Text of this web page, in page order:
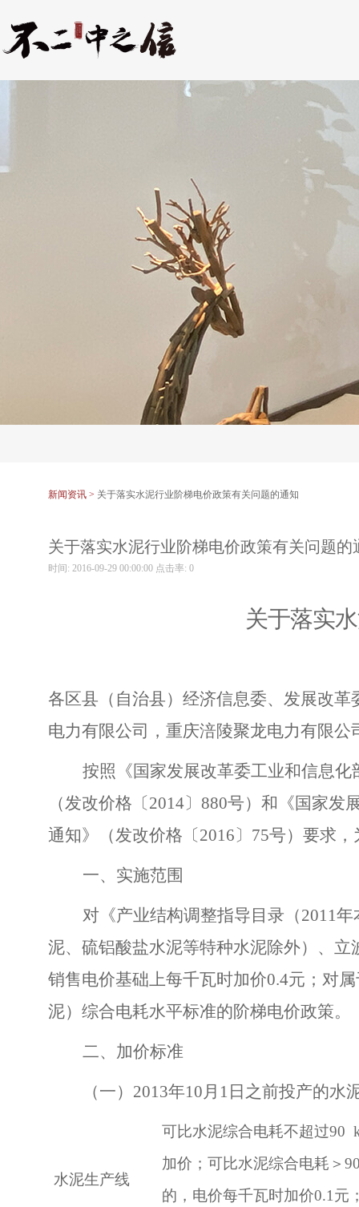
新闻资讯 > 关于落实水泥行业阶梯电价政策有关问题的通知
关于落实水泥行业阶梯电价政策有关问题的
时间: 2016-09-29 00:00:00 点击率: 0
关于落实
各区县（自治县）经济信息委、发展改
电力有限公司，重庆涪陵聚龙电力有限
按照《国家发展改革委工业和信息
（发改价格〔2014〕880号）和《国家
通知》（发改价格〔2016〕75号）要求
一、实施范围
对《产业结构调整指导目录（2011
泥、硫铝酸盐水泥等特种水泥除外）、
销售电价基础上每千瓦时加价0.4元；对
泥）综合电耗水平标准的阶梯电价政策。
二、加价标准
（一）2013年10月1日之前投产的
水泥生产线
可比水泥综合电耗不超过90
加价；可比水泥综合电耗＞
的，电价每千瓦时加价0.1元